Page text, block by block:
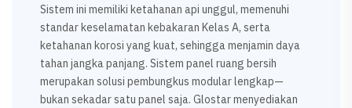
Sistem ini memiliki ketahanan api unggul, memenuhi
standar keselamatan kebakaran Kelas A, serta
ketahanan korosi yang kuat, sehingga menjamin daya
tahan jangka panjang. Sistem panel ruang bersih
merupakan solusi pembungkus modular lengkap—
bukan sekadar satu panel saja. Glostar menyediakan